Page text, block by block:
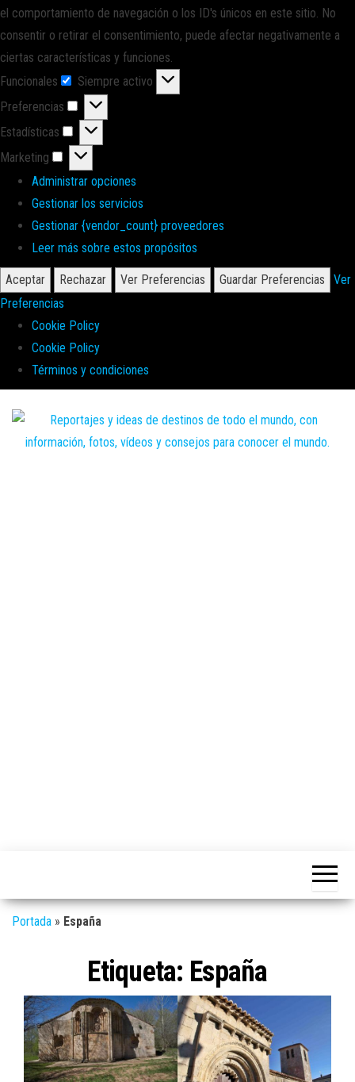
el comportamiento de navegación o los ID's únicos en este sitio. No
consentir o retirar el consentimiento, puede afectar negativamente a
ciertas características y funciones.
Funcionales
Funcionales
Siempre activo
Preferencias
Preferencias
Estadísticas
Estadísticas
Marketing
Marketing
Administrar opciones
Gestionar los servicios
Gestionar {vendor_count} proveedores
Leer más sobre estos propósitos
Aceptar Rechazar Ver Preferencias Guardar Preferencias
Ver
Preferencias
Cookie Policy
Cookie Policy
Términos y condiciones
contenido
Portada » España
Etiqueta: España